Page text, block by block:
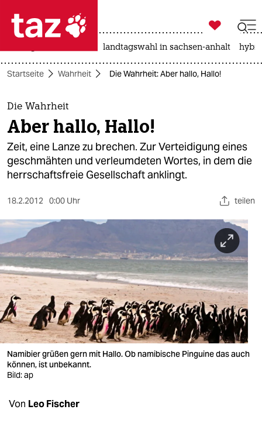
 taz zahl ich
taz zahl ich
themen
politik
öko
sport
berlin
nord
wahrheit
verlag
verlag
shop

taz zahl ich
landtagswahl in sachsen-anhalt
Startseite Wahrheit Die Wahrheit: Aber hallo, Hallo!
Die Wahrheit
Aber hallo, Hallo!
Zeit, eine Lanze zu brechen. Zur Verteidigung eines
geschmähten und verleumdeten Wortes, in dem die
herrschaftsfreie Gesellschaft anklingt.
18.2.2012 0:00 Uhr teilen
Namibier grüßen gern mit Hallo. Ob namibische Pinguine das auch
können, ist unbekannt.
Bild: ap
Von Leo Fischer